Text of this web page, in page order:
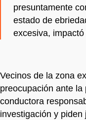
presuntamente
estado de
excesiva,
Vecinos de la zona
preocupación ante
conductora
investigación y